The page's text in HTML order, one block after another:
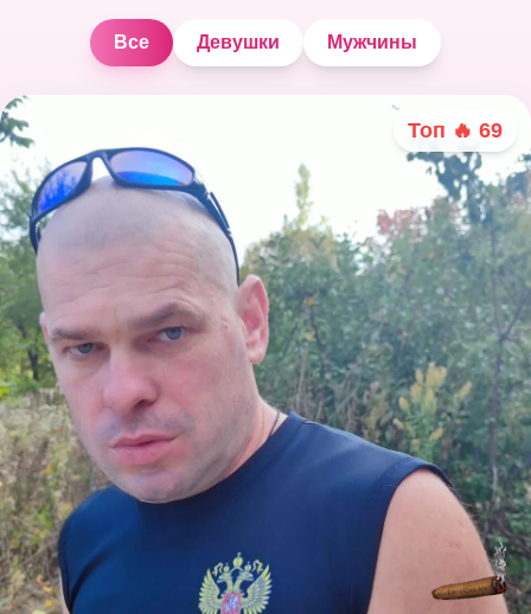
Все Девушки Мужчины
Топ 🔥 69